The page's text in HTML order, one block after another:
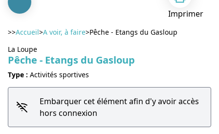
Imprimer
>>Accueil>A voir, à faire>Pêche - Etangs du Gasloup
La Loupe
Pêche - Etangs du Gasloup
Type : Activités sportives
Embarquer cet élément afin d'y avoir accès
hors connexion